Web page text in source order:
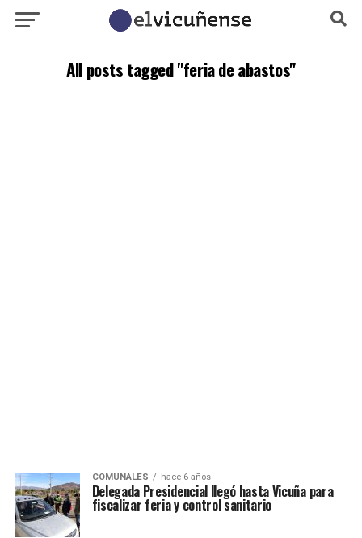
All posts tagged "feria de abastos"
COMUNALES hace 6 años
Delegada Presidencial llegó hasta Vicuña para
fiscalizar feria y control sanitario